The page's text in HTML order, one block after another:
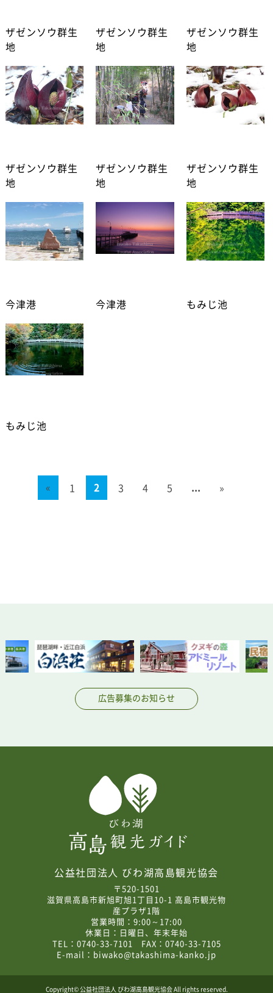
ザゼンソウ群生
地
ザゼンソウ群生
地
ザゼンソウ群生
地
ザゼンソウ群生
地
ザゼンソウ群生
地
ザゼンソウ群生
地
今津港 今津港 もみじ池
もみじ池
« 1 2 3 4 5 ... »
広告募集のお知らせ
公益社団法人 びわ湖高島観光協会
〒520-1501
滋賀県高島市新旭町旭1丁目10-1 高島市観光物
産プラザ1階
営業時間：9:00～17:00
休業日：日曜日、年末年始
TEL：0740-33-7101 FAX：0740-33-7105
E-mail： biwako@takashima-kanko.jp
Copyright© 公益社団法人 びわ湖高島観光協会 All rights reserved.